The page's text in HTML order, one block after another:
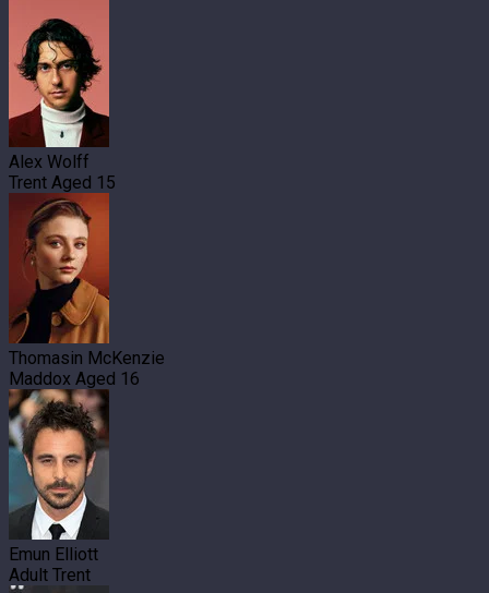
Alex Wolff
Trent Aged 15
Thomasin McKenzie
Maddox Aged 16
Emun Elliott
Adult Trent